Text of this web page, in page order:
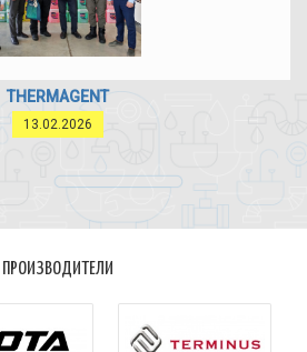
THERMAGENT
13.02.2026
ПРОИЗВОДИТЕЛИ